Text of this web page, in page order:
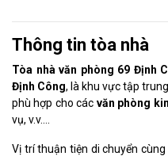
Thông tin tòa nhà
Tòa nhà văn phòng 69 Định
Định Công, là khu vực tập
phù hợp cho các văn phòng
vụ, v.v….
Vị trí thuận tiện di chuyển